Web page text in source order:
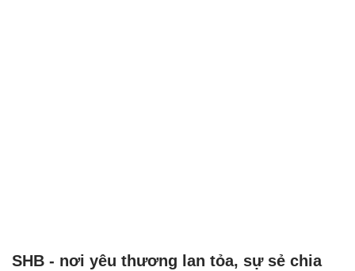
SHB - nơi yêu thương lan tỏa, sự sẻ chia